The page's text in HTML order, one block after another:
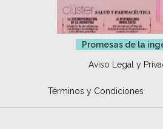
Promesas de la
Aviso Legal y
Términos y Condiciones